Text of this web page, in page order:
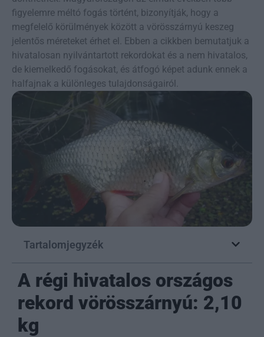
figyelemre méltó fogás történt, bizonyítják, hogy a
megfelelő körülmények között a vörösszárnyú keszeg
jelentős méreteket érhet el. Ebben a cikkben bemutatjuk a
hivatalosan nyilvántartott rekordokat és a nem hivatalos,
de kiemelkedő fogásokat, és átfogó képet adunk ennek a
halfajnak a különleges tulajdonságairól.
Tartalomjegyzék
A régi hivatalos országos
rekord vörösszárnyú: 2,10
kg